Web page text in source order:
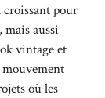
croissant pour
mais aussi
vintage et
où les